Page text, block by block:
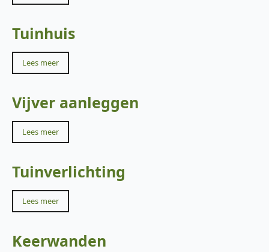
Tuinhuis
Lees meer
Vijver aanleggen
Lees meer
Tuinverlichting
Lees meer
Keerwanden